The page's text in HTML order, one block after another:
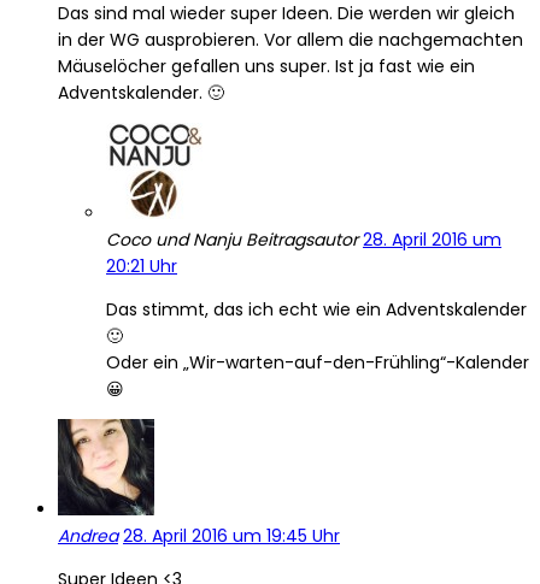
Das sind mal wieder super Ideen. Die werden wir gleich
in der WG ausprobieren. Vor allem die nachgemachten
Mäuselöcher gefallen uns super. Ist ja fast wie ein
Adventskalender. 🙂
Coco und Nanju Beitragsautor 28. April 2016 um
20:21 Uhr
Das stimmt, das ich echt wie ein Adventskalender
🙂
Oder ein „Wir-warten-auf-den-Frühling“-Kalender
😀
Andrea 28. April 2016 um 19:45 Uhr